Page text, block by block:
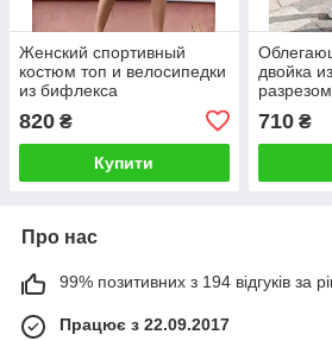
Женский спортивный
костюм топ и велосипедки
из бифлекса
820 ₴
Купити
двойка
710₴
Про нас
99% позитивних з 194 відгуків за
Працює з 22.09.2017